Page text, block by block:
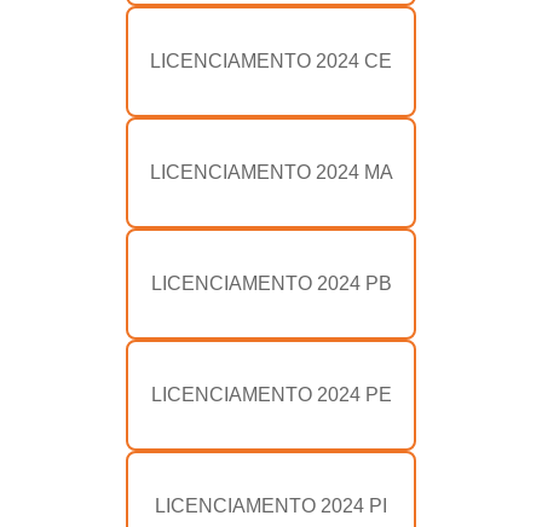
LICENCIAMENTO 2024 CE
LICENCIAMENTO 2024 MA
LICENCIAMENTO 2024 PB
LICENCIAMENTO 2024 PE
LICENCIAMENTO 2024 PI